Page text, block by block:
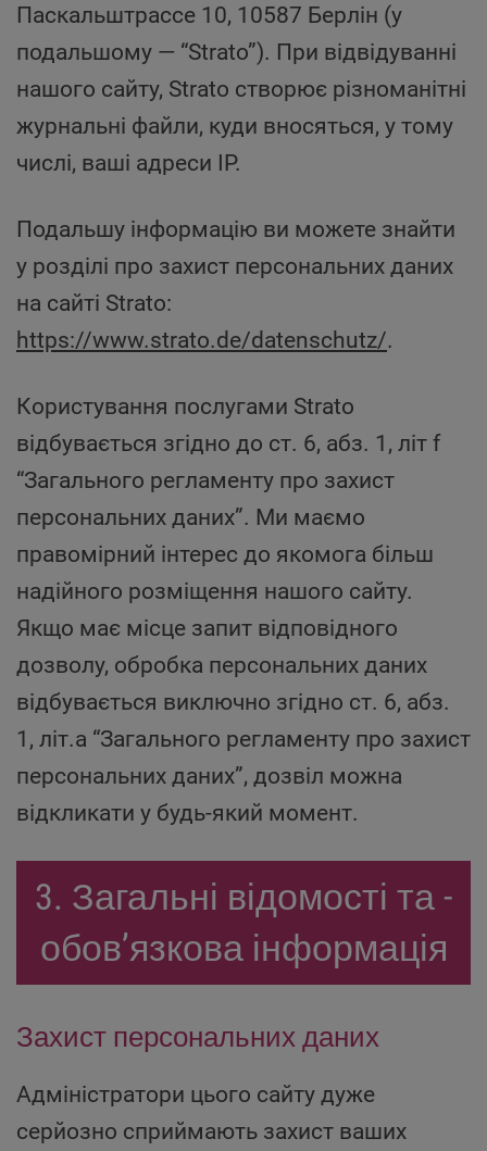
Паскальштрассе 10, 10587 Берлін (у
подальшому — “Strato”). При відвідуванні
нашого сайту, Strato створює різноманітні
журнальні файли, куди вносяться, у тому
числі, ваші адреси IP.
Подальшу інформацію ви можете знайти
у розділі про захист персональних даних
на сайті Strato:
https://www.strato.de/datenschutz/.
Користування послугами Strato
відбувається згідно до ст. 6, абз. 1, літ f
“Загального регламенту про захист
персональних даних”. Ми маємо
правомірний інтерес до якомога більш
надійного розміщення нашого сайту.
Якщо має місце запит відповідного
дозволу, обробка персональних даних
відбувається виключно згідно ст. 6, абз.
1, літ.а “Загального регламенту про захист
персональних даних”, дозвіл можна
відкликати у будь-який момент.
3. Загальні відомості та ­
обов’язкова інформація
Захист персональних даних
Адміністратори цього сайту дуже
серйозно сприймають захист ваших